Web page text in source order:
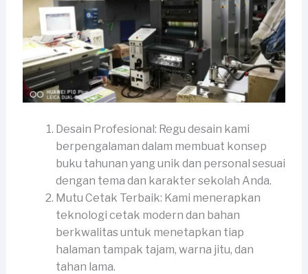
Desain Profesional: Regu desain kami
berpengalaman dalam membuat konsep
buku tahunan yang unik dan personal sesuai
dengan tema dan karakter sekolah Anda.
Mutu Cetak Terbaik: Kami menerapkan
teknologi cetak modern dan bahan
berkwalitas untuk menetapkan tiap
halaman tampak tajam, warna jitu, dan
tahan lama.